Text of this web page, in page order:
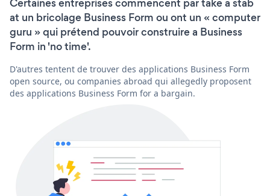
at un bricolage Business Form ou ont un « computer
guru » qui prétend pouvoir construire a Business
Form in 'no time'.
D'autres tentent de trouver des applications Business Form
open source, ou companies abroad qui allegedly proposent
des applications Business Form for a bargain.